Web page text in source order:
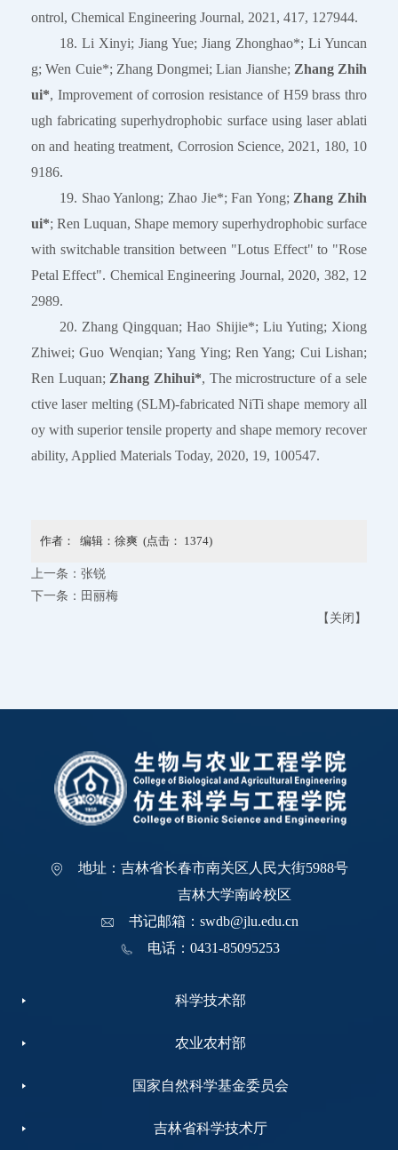
ontrol, Chemical Engineering Journal, 2021, 417, 127944.
18. Li Xinyi; Jiang Yue; Jiang Zhonghao*; Li Yuncan
g; Wen Cuie*; Zhang Dongmei; Lian Jianshe; Zhang Zhih
ui*, Improvement of corrosion resistance of H59 brass thro
ugh fabricating superhydrophobic surface using laser ablati
on and heating treatment, Corrosion Science, 2021, 180, 10
9186.
19. Shao Yanlong; Zhao Jie*; Fan Yong; Zhang Zhih
ui*; Ren Luquan, Shape memory superhydrophobic surface
with switchable transition between "Lotus Effect" to "Rose
Petal Effect". Chemical Engineering Journal, 2020, 382, 12
2989.
20. Zhang Qingquan; Hao Shijie*; Liu Yuting; Xiong
Zhiwei; Guo Wenqian; Yang Ying; Ren Yang; Cui Lishan;
Ren Luquan; Zhang Zhihui*, The microstructure of a sele
ctive laser melting (SLM)-fabricated NiTi shape memory all
oy with superior tensile property and shape memory recover
ability, Applied Materials Today, 2020, 19, 100547.
作者： 编辑：徐爽 (点击： 1374)
上一条： 张锐
下一条： 田丽梅
【 关闭 】
地址：吉林省长春市南关区人民大街5988号
吉林大学南岭校区
书记邮箱：swdb@jlu.edu.cn
电话：0431-85095253
科学技术部
农业农村部
国家自然科学基金委员会
吉林省科学技术厅